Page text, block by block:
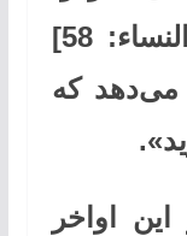
ٱلۡأَمَٰنَٰتِ إِلَىٰٓ أَهۡلِهَا﴾ [النساء: 58]
می‌دهد که
اواخر